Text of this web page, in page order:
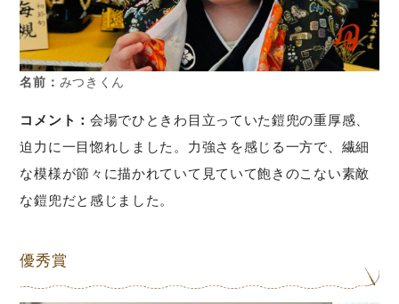
名前： みつきくん
コメント： 会場でひときわ目立っていた鎧兜の重厚感、
迫力に一目惚れしました。力強さを感じる一方で、繊細
な模様が節々に描かれていて見ていて飽きのこない素敵
な鎧兜だと感じました。
優秀賞